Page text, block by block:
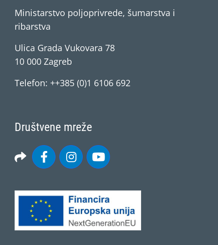
Ministarstvo poljoprivrede, šumarstva i
ribarstva
Ulica Grada Vukovara 78
10 000 Zagreb
Telefon: ++385 (0)1 6106 692
Društvene mreže